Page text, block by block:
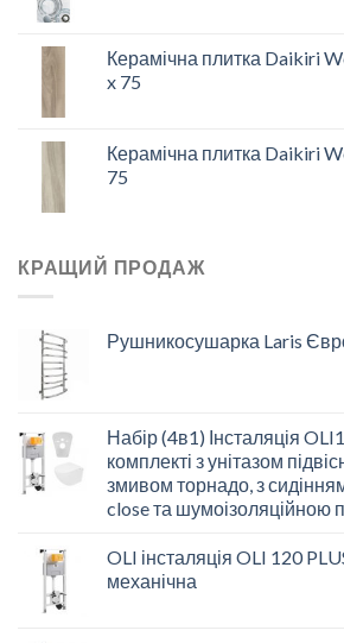
Керамічна плитка Daikiri
x 75
Керамічна плитка Daikiri
75
КРАЩИЙ ПРОДАЖ
Рушникосушарка Laris
Набір (4в1) Інсталяція
комплекті з унітазом
змивом торнадо, з
close та шумоізоляційною
OLI інсталяція OLI 120
механічна